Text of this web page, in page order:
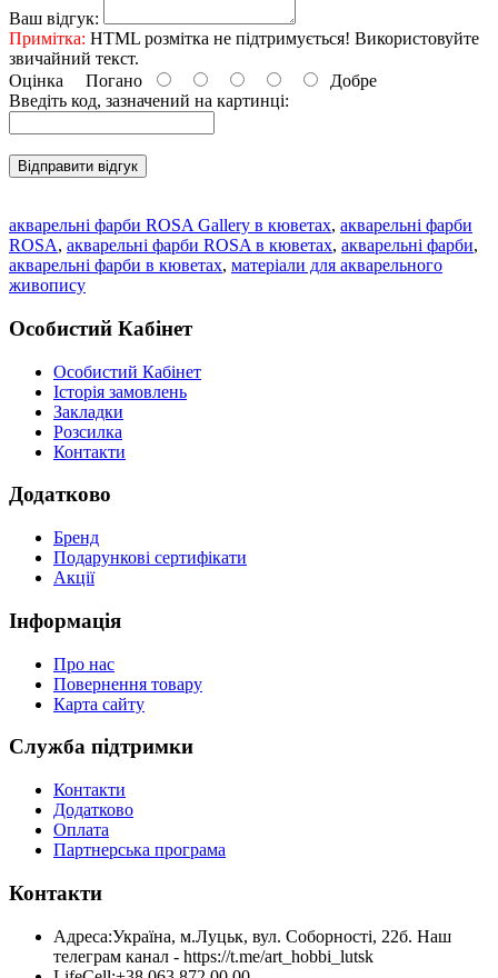
Ваш відгук:
Примітка: HTML розмітка не підтримується! Використовуйте
звичайний текст.
Оцінка Погано
Добре
Введіть код, зазначений на картинці:
Відправити відгук
акварельні фарби ROSA Gallery в кюветах, акварельні фарби
ROSA, акварельні фарби ROSA в кюветах, акварельні фарби,
акварельні фарби в кюветах, матеріали для акварельного
живопису
Особистий Кабінет
Особистий Кабінет
Історія замовлень
Закладки
Розсилка
Контакти
Додатково
Бренд
Подарункові сертифікати
Акції
Інформація
Про нас
Повернення товару
Карта сайту
Служба підтримки
Контакти
Додатково
Оплата
Партнерська програма
Контакти
Адреса:Україна, м.Луцьк, вул. Соборності, 22б. Наш
телеграм канал - https://t.me/art_hobbi_lutsk